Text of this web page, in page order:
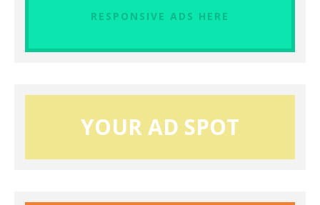
RESPONSIVE ADS HERE
YOUR AD SPOT